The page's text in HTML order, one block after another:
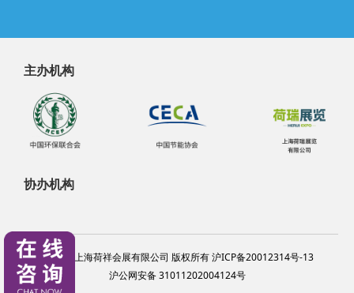
主办机构
协办机构
@2024 上海荷祥会展有限公司 版权所有 沪ICP备20012314号-13
沪公网安备 31011202004124号